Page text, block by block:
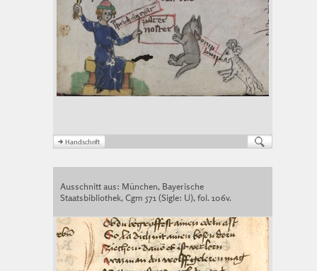
Ausschnitt aus: München, Bayerische
Staatsbibliothek, Cgm 571 (Sigle: U), fol. 106v.